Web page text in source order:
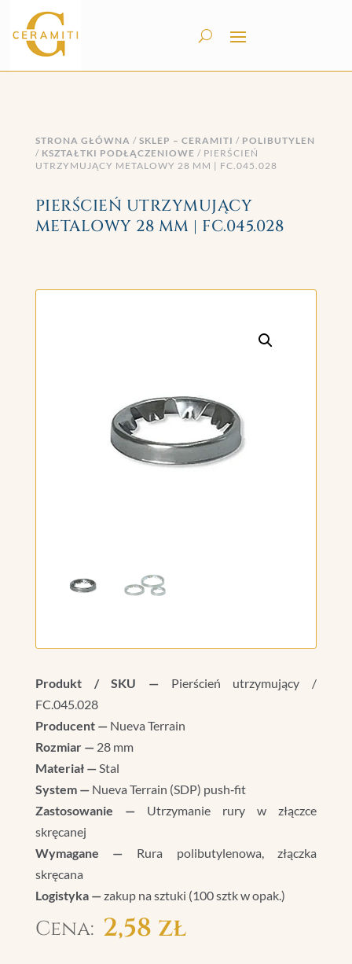
STRONA GŁÓWNA / SKLEP – CERAMITI / POLIBUTYLEN
/ KSZTAŁTKI PODŁĄCZENIOWE / PIERŚCIEŃ
UTRZYMUJĄCY METALOWY 28 MM | FC.045.028
PIERŚCIEŃ UTRZYMUJĄCY
METALOWY 28 MM | FC.045.028
Produkt / SKU — Pierścień utrzymujący /
FC.045.028
Producent —Nueva Terrain
Rozmiar —28 mm
Materiał —Stal
System —Nueva Terrain (SDP) push‑fit
Zastosowanie —Utrzymanie rury w złączce
skręcanej
Wymagane — Rura polibutylenowa, złączka
skręcana
Logistyka —zakup na sztuki (100 sztk w opak.)
2,58 zł